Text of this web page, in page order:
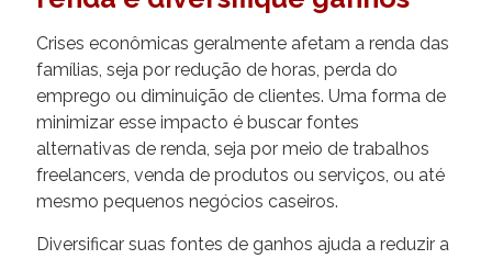
Crises econômicas geralmente afetam a renda das
famílias, seja por redução de horas, perda do
emprego ou diminuição de clientes. Uma forma de
minimizar esse impacto é buscar fontes
alternativas de renda, seja por meio de trabalhos
freelancers, venda de produtos ou serviços, ou até
mesmo pequenos negócios caseiros.
Diversificar suas fontes de ganhos ajuda a reduzir a